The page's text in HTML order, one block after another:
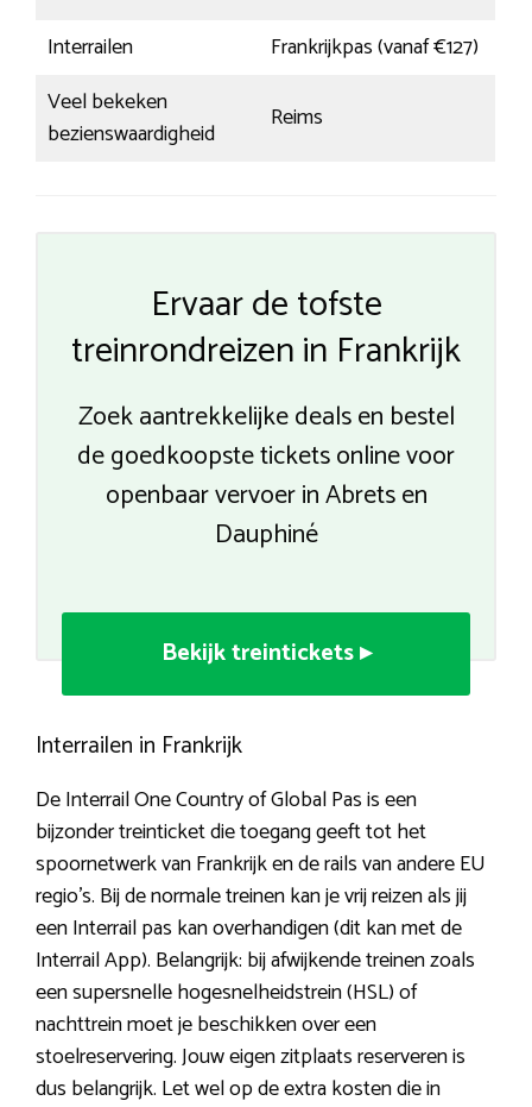
Interrailen
Frankrijkpas (vanaf €127)
Veel bekeken
bezienswaardigheid
Reims
Ervaar de tofste
treinrondreizen in Frankrijk
Zoek aantrekkelijke deals en bestel
de goedkoopste tickets online voor
openbaar vervoer in Abrets en
Dauphiné
Bekijk treintickets ▸
Interrailen in Frankrijk
De Interrail One Country of Global Pas is een
bijzonder treinticket die toegang geeft tot het
spoornetwerk van Frankrijk en de rails van andere EU
regio’s. Bij de normale treinen kan je vrij reizen als jij
een Interrail pas kan overhandigen (dit kan met de
Interrail App). Belangrijk: bij afwijkende treinen zoals
een supersnelle hogesnelheidstrein (HSL) of
nachttrein moet je beschikken over een
stoelreservering. Jouw eigen zitplaats reserveren is
dus belangrijk. Let wel op de extra kosten die in